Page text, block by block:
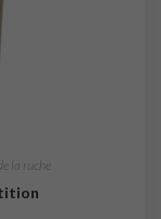
la ruche